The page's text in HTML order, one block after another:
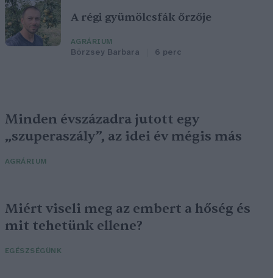
A régi gyümölcsfák őrzője
AGRÁRIUM
Börzsey Barbara 6 perc
Minden évszázadra jutott egy
„szuperaszály”, az idei év mégis más
AGRÁRIUM
Miért viseli meg az embert a hőség és
mit tehetünk ellene?
EGÉSZSÉGÜNK